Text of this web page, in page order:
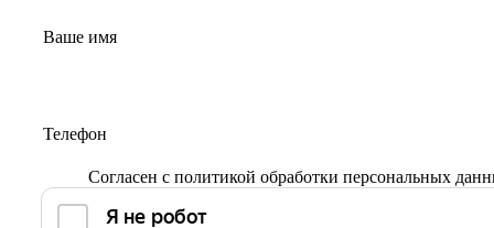
Согласен с политикой обработки персональных